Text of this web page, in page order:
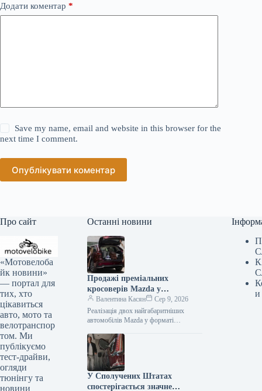
Додати коментар *
Save my name, email and website in this browser for the
next time I comment.
Опублікувати коментар
Про сайт
«Мотовелоба
йк новини»
— портал для
тих, хто
цікавиться
авто, мото та
велотранспор
том. Ми
публікуємо
тест-драйви,
огляди
тюнінгу та
новини
Останні новини
Продажі преміальних
кросоверів Mazda у
Сполучених Штатах значно
зменшилися.
Валентина Касян
Сер 9, 2026
Реалізація двох найгабаритніших
автомобілів Mazda у форматі
знизилася, проте компанія не має
наміру залучати клієнтів…
У Сполучених Штатах
спостерігається значне
и